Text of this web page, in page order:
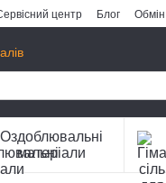
центр Блог
Оздоблювальні
матеріали